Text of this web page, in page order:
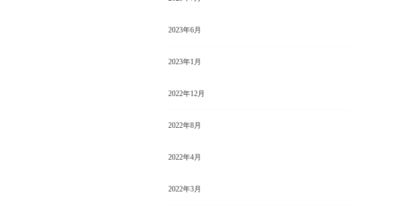
2023年6月
2023年1月
2022年12月
2022年8月
2022年4月
2022年3月